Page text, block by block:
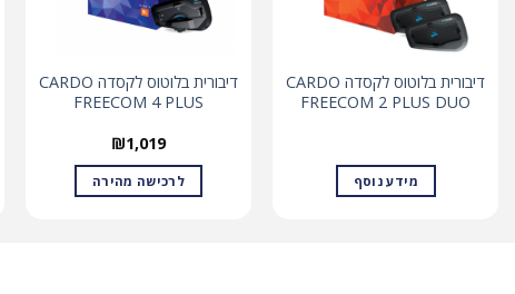
דיבורית בלוטוס לקסדה CARDO
FREECOM 2 PLUS DUO
מידע נוסף
דיבורית בלוטוס לקסדה CARDO
FREECOM 4 PLUS
₪1,019
לרכישה מהירה